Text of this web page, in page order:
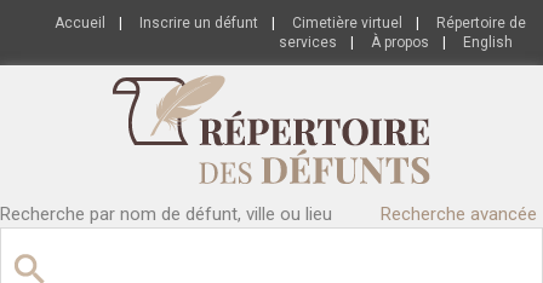
Accueil Inscrire un défunt Cimetière virtuel
Répertoire de
services
À propos English
Recherche par nom de défunt, ville ou lieu Recherche avancée